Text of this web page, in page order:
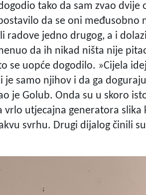
tako da sam zvao dvije
da se oni međusobno
radove jedno drugog, a i
da ih nikad ništa nije
se uopće dogodilo. »Cijela
samo njihov i da ga
je Golub. Onda su u skoro
vrlo utjecajna generatora slika
svrhu. Drugi dijalog činili